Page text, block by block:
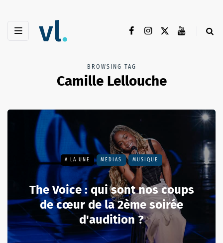
BROWSING TAG
Camille Lellouche
A LA UNE MÉDIAS MUSIQUE
The Voice : qui sont nos coups
de cœur de la 2ème soirée
d'audition ?